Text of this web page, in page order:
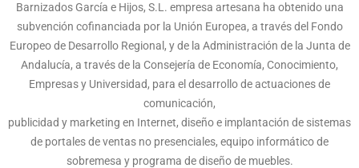
Barnizados García e Hijos, S.L. empresa artesana ha obtenido una
subvención cofinanciada por la Unión Europea, a través del Fondo
Europeo de Desarrollo Regional, y de la Administración de la Junta de
Andalucía, a través de la Consejería de Economía, Conocimiento,
Empresas y Universidad, para el desarrollo de actuaciones de
comunicación,
publicidad y marketing en Internet, diseño e implantación de sistemas
de portales de ventas no presenciales, equipo informático de
sobremesa y programa de diseño de muebles.